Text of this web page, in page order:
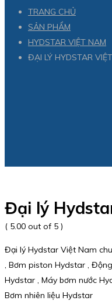
TRANG CHỦ
SẢN PHẨM
HYDSTAR VIỆT NAM
ĐẠI LÝ HYDSTAR
Đại lý
( 5.00 out of 5 )
Đại lý Hydstar Việt Nam
, Bơm piston Hydstar ,
Hydstar , Máy bơm nước
Bơm nhiên liệu Hydstar